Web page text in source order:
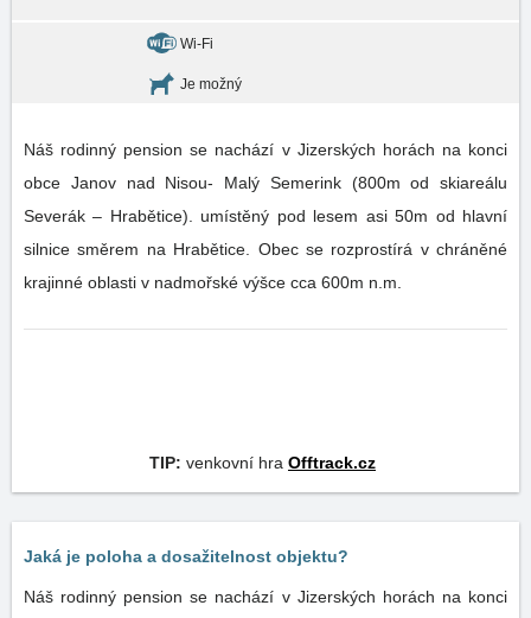
Wi-Fi
Je možný
Náš rodinný pension se nachází v Jizerských horách na konci
obce Janov nad Nisou- Malý Semerink (800m od skiareálu
Severák – Hrabětice). umístěný pod lesem asi 50m od hlavní
silnice směrem na Hrabětice. Obec se rozprostírá v chráněné
krajinné oblasti v nadmořské výšce cca 600m n.m.
TIP: venkovní hra Offtrack.cz
Jaká je poloha a dosažitelnost objektu?
Náš rodinný pension se nachází v Jizerských horách na konci